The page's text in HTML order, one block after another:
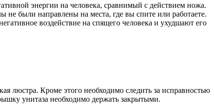
энергии на человека, сравнимый с действием ножа.
не были направлены на места, где вы спите или работаете.
воздействие на спящего человека и ухудшают его
люстра. Кроме этого необходимо следить за исправностью
унитаза необходимо держать закрытыми.